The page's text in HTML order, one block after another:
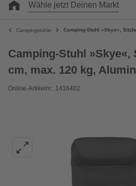
Wähle jetzt Deinen Markt
Campingstühle Camping-Stuhl »Skye«,
Camping-Stuhl »Skye«,
cm, max. 120 kg,
Online-Artikelnr.: 1416402